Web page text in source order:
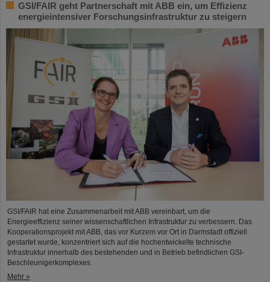
GSI/FAIR geht Partnerschaft mit ABB ein, um Effizienz
energieintensiver Forschungsinfrastruktur zu steigern
GSI/FAIR hat eine Zusammenarbeit mit ABB vereinbart, um die
Energieeffizienz seiner wissenschaftlichen Infrastruktur zu verbessern. Das
Kooperationsprojekt mit ABB, das vor Kurzem vor Ort in Darmstadt offiziell
gestartet wurde, konzentriert sich auf die hochentwickelte technische
Infrastruktur innerhalb des bestehenden und in Betrieb befindlichen GSI-
Beschleunigerkomplexes.
Mehr »